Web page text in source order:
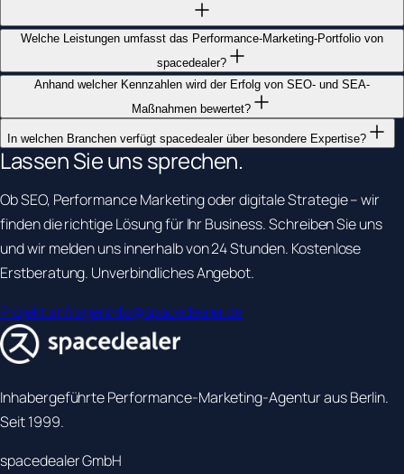
Welche Leistungen umfasst das Performance-Marketing-Portfolio von
spacedealer?
Anhand welcher Kennzahlen wird der Erfolg von SEO- und SEA-
Maßnahmen bewertet?
In welchen Branchen verfügt spacedealer über besondere Expertise?
Lassen Sie unssprechen.
Ob SEO, Performance Marketing oder digitale Strategie – wir
finden die richtige Lösung für Ihr Business. Schreiben Sie uns
und wir melden uns innerhalb von 24 Stunden. Kostenlose
Erstberatung. Unverbindliches Angebot.
Projekt anfrageninfo@spacedealer.de
Inhabergeführte Performance-Marketing-Agentur aus Berlin.
Seit 1999.
spacedealer GmbH